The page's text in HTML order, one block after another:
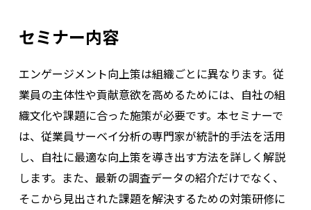
セミナー内容
エンゲージメント向上策は組織ごとに異なります。従
業員の主体性や貢献意欲を高めるためには、自社の組
織文化や課題に合った施策が必要です。本セミナーで
は、従業員サーベイ分析の専門家が統計的手法を活用
し、自社に最適な向上策を導き出す方法を詳しく解説
します。また、最新の調査データの紹介だけでなく、
そこから見出された課題を解決するための対策研修に